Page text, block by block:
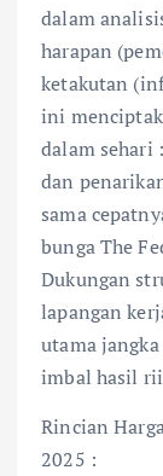
dalam
harapan
ketakutan
ini
dalam sehari
dan
sama
bunga The
Dukungan
lapangan
utama
imbal hasil
Rincian
2025 :